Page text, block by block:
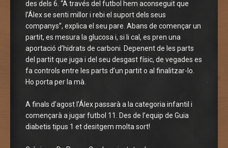
des dels 6. “A través del futbol hem aconseguit que
l’Álex se senti millor i rebi el suport dels seus
companys”, explica el seu pare. Abans de començar un
partit, es mesura la glucosa i, si li cal, es pren una
aportació d’hidrats de carboni. Depenent de les parts
del partit que juga i del seu desgast físic, de vegades es
fa controls entre les parts d’un partit o al finalitzar-lo.
Ho porta per la mà.
A finals d’agost l’Álex passarà a la categoria infantil i
començarà a jugar futbol 11. Des de l’equip de Guia
diabetis tipus 1 et desitgem molta sort!